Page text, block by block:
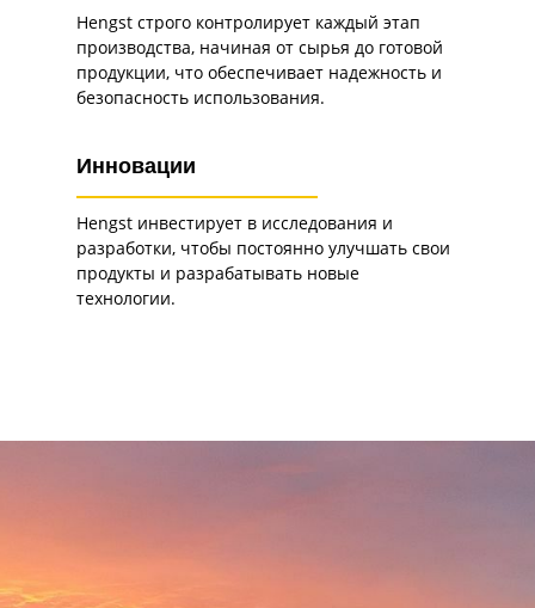
Инновации
Hengst строго контролирует каждый этап
производства, начиная от сырья до готовой
продукции, что обеспечивает надежность и
безопасность использования.
Hengst инвестирует в исследования и
разработки, чтобы постоянно улучшать свои
продукты и разрабатывать новые
технологии.